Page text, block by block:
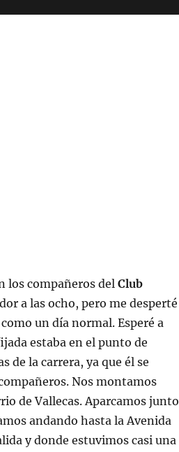
los compañeros del Club
a las ocho, pero me desperté
un día normal. Esperé a
estaba en el punto de
de la carrera, ya que él se
Nos montamos
de Vallecas. Aparcamos junto
andando hasta la Avenida
y donde estuvimos casi una